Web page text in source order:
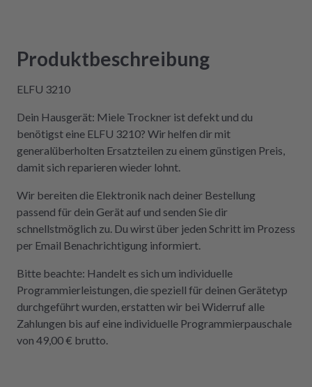
Der Aus- und Einbau der Platine war dank der
Produktbeschreibung
ELFU 3210
Dein Hausgerät: Miele Trockner ist defekt und du
benötigst eine ELFU 3210? Wir helfen dir mit
generalüberholten Ersatzteilen zu einem günstigen Preis,
damit sich reparieren wieder lohnt.
Wir bereiten die Elektronik nach deiner Bestellung
passend für dein Gerät auf und senden Sie dir
schnellstmöglich zu. Du wirst über jeden Schritt im Prozess
per Email Benachrichtigung informiert.
Bitte beachte: Handelt es sich um individuelle
Programmierleistungen, die speziell für deinen Gerätetyp
durchgeführt wurden, erstatten wir bei Widerruf alle
Zahlungen bis auf eine individuelle Programmierpauschale
von 49,00 € brutto.